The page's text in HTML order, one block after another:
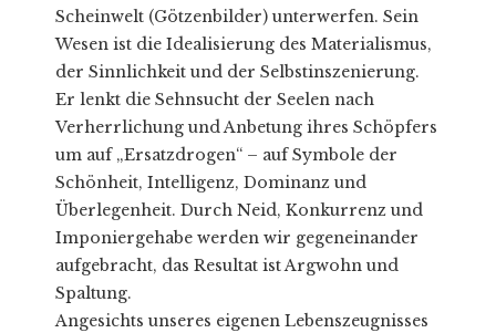
Scheinwelt (Götzenbilder) unterwerfen. Sein
Wesen ist die Idealisierung des Materialismus,
der Sinnlichkeit und der Selbstinszenierung.
Er lenkt die Sehnsucht der Seelen nach
Verherrlichung und Anbetung ihres Schöpfers
um auf „Ersatzdrogen“ – auf Symbole der
Schönheit, Intelligenz, Dominanz und
Überlegenheit. Durch Neid, Konkurrenz und
Imponiergehabe werden wir gegeneinander
aufgebracht, das Resultat ist Argwohn und
Spaltung.
Angesichts unseres eigenen Lebenszeugnisses